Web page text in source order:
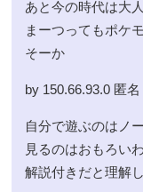
あと今の時代は大
まーつってもポケ
そーか
by 150.66.93.0 匿名
自分で遊ぶのはノ
見るのはおもろいわ
解説付きだと理解